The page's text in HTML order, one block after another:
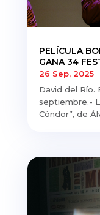
PELÍCULA
GANA 34
26 Sep, 2025
David del Río.
septiembre.-
Cóndor”, de